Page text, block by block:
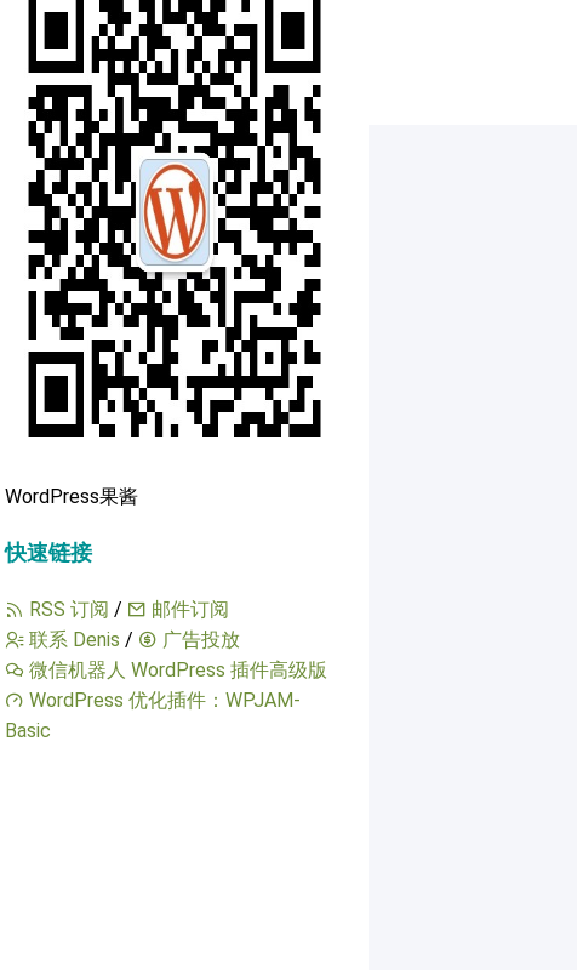
WordPress果酱
快速链接
RSS 订阅 /
邮件订阅
联系 Denis /
广告投放
微信机器人 WordPress 插件高级版
WordPress 优化插件：WPJAM-
Basic